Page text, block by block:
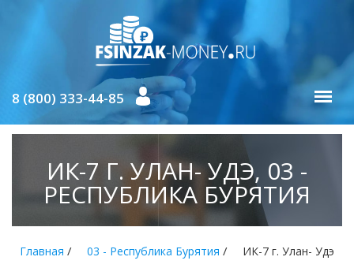
8 (800) 333-44-85
ИК-7 Г. УЛАН- УДЭ, 03 -
РЕСПУБЛИКА БУРЯТИЯ
Главная / 03 - Республика Бурятия / ИК-7 г. Улан- Удэ